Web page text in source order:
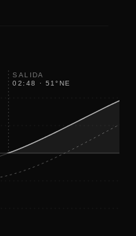
SALIDA
02:48
· 51 °NE